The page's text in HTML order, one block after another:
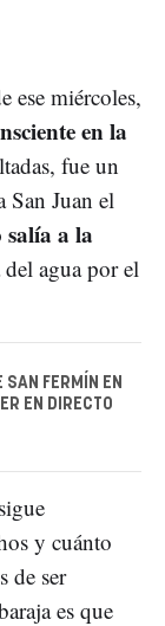
ese miércoles,
en la
fue un
Juan el
salía a la
del agua por el
SAN FERMÍN EN
EN DIRECTO
sigue
y cuánto
de ser
es que